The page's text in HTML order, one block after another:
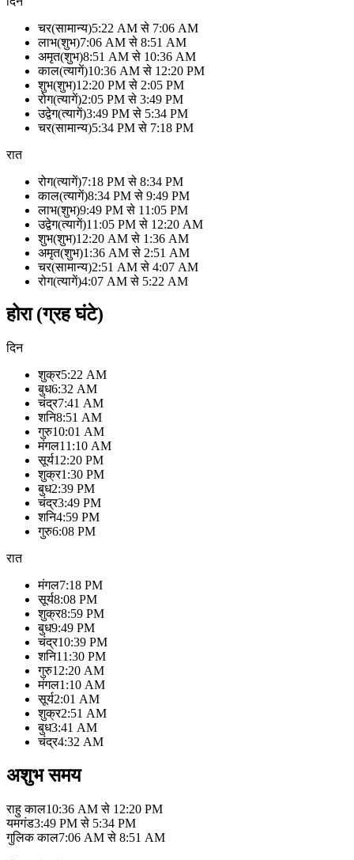
चर(सामान्य)5:22 AM से 7:06 AM
लाभ(शुभ)7:06 AM से 8:51 AM
अमृत(शुभ)8:51 AM से 10:36 AM
काल(त्यागें)10:36 AM से 12:20 PM
शुभ(शुभ)12:20 PM से 2:05 PM
रोग(त्यागें)2:05 PM से 3:49 PM
उद्वेग(त्यागें)3:49 PM से 5:34 PM
चर(सामान्य)5:34 PM से 7:18 PM
रात
रोग(त्यागें)7:18 PM से 8:34 PM
काल(त्यागें)8:34 PM से 9:49 PM
लाभ(शुभ)9:49 PM से 11:05 PM
उद्वेग(त्यागें)11:05 PM से 12:20 AM
शुभ(शुभ)12:20 AM से 1:36 AM
अमृत(शुभ)1:36 AM से 2:51 AM
चर(सामान्य)2:51 AM से 4:07 AM
रोग(त्यागें)4:07 AM से 5:22 AM
होरा (ग्रह घंटे)
दिन
शुक्र5:22 AM
बुध6:32 AM
चंद्र7:41 AM
शनि8:51 AM
गुरु10:01 AM
मंगल11:10 AM
सूर्य12:20 PM
शुक्र1:30 PM
बुध2:39 PM
चंद्र3:49 PM
शनि4:59 PM
गुरु6:08 PM
रात
मंगल7:18 PM
सूर्य8:08 PM
शुक्र8:59 PM
बुध9:49 PM
चंद्र10:39 PM
शनि11:30 PM
गुरु12:20 AM
मंगल1:10 AM
सूर्य2:01 AM
शुक्र2:51 AM
बुध3:41 AM
चंद्र4:32 AM
अशुभ समय
राहु काल10:36 AM से 12:20 PM
यमगंड3:49 PM से 5:34 PM
गुलिक काल7:06 AM से 8:51 AM